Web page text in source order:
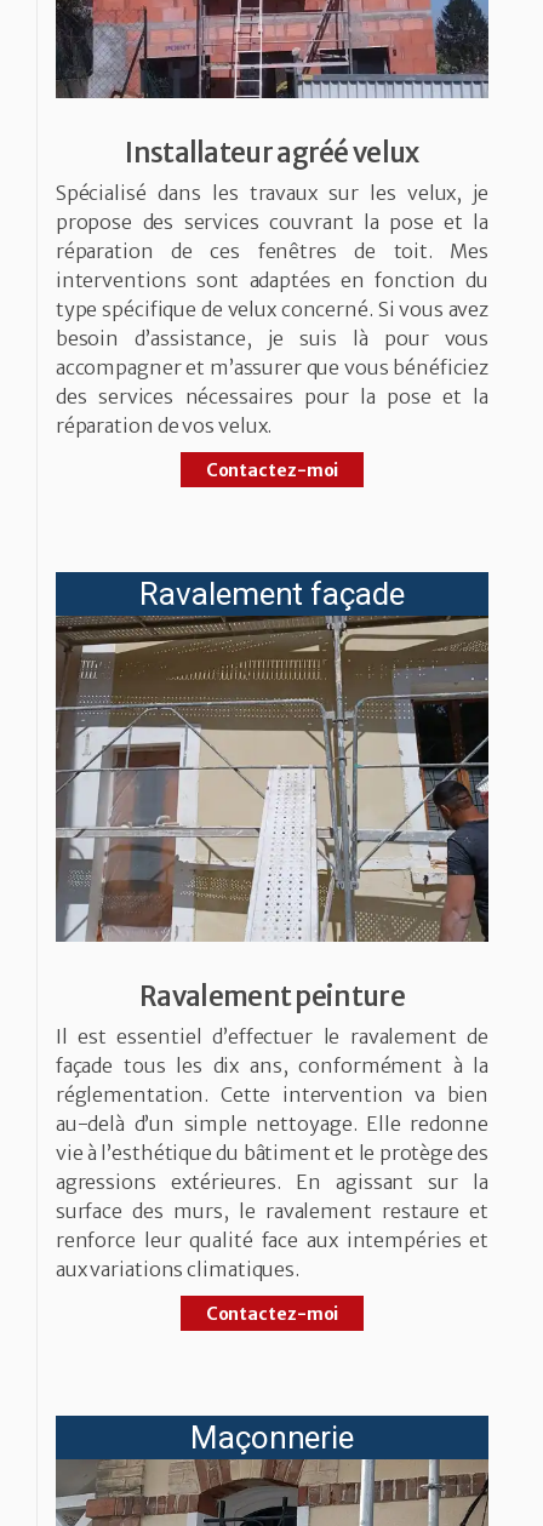
Installateur agréé velux
Spécialisé dans les travaux sur les velux, je
propose des services couvrant la pose et la
réparation de ces fenêtres de toit. Mes
interventions sont adaptées en fonction du
type spécifique de velux concerné. Si vous avez
besoin d’assistance, je suis là pour vous
accompagner et m’assurer que vous bénéficiez
des services nécessaires pour la pose et la
réparation de vos velux.
Contactez-moi
Ravalement façade
Ravalement peinture
Il est essentiel d’effectuer le ravalement de
façade tous les dix ans, conformément à la
réglementation. Cette intervention va bien
au-delà d’un simple nettoyage. Elle redonne
vie à l’esthétique du bâtiment et le protège des
agressions extérieures. En agissant sur la
surface des murs, le ravalement restaure et
renforce leur qualité face aux intempéries et
aux variations climatiques.
Contactez-moi
Maçonnerie